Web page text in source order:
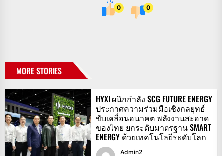
0 0
MORE STORIES
HYXI ผนึกกำลัง SCG FUTURE ENERGY
ประกาศความร่วมมือเชิงกลยุทธ์
ขับเคลื่อนอนาคต พลังงานสะอาด
ของไทย ยกระดับมาตรฐาน SMART
ENERGY ด้วยเทคโนโลยีระดับโลก
Admin2